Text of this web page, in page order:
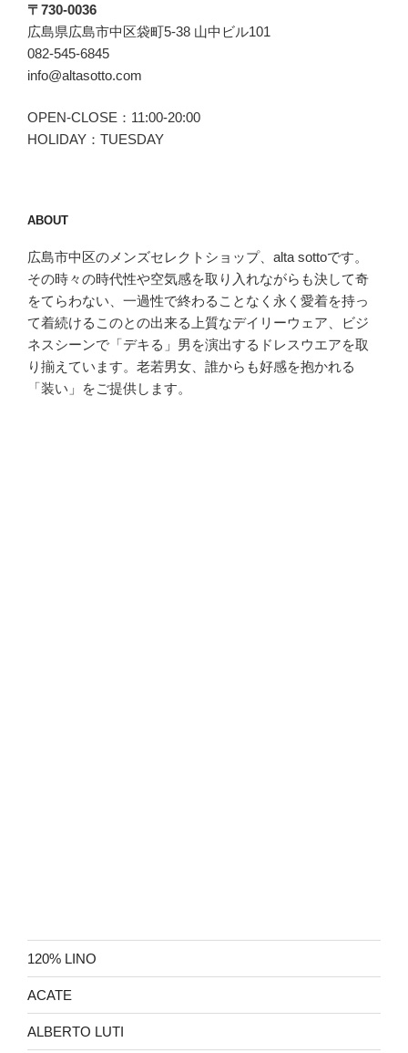
〒730-0036
広島県広島市中区袋町5-38 山中ビル101
082-545-6845
info@altasotto.com
OPEN-CLOSE：11:00-20:00
HOLIDAY：TUESDAY
ABOUT
広島市中区のメンズセレクトショップ、alta sottoです。
その時々の時代性や空気感を取り入れながらも決して奇
をてらわない、一過性で終わることなく永く愛着を持っ
て着続けるこのとの出来る上質なデイリーウェア、ビジ
ネスシーンで「デキる」男を演出するドレスウエアを取
り揃えています。老若男女、誰からも好感を抱かれる
「装い」をご提供します。
120% LINO
ACATE
ALBERTO LUTI